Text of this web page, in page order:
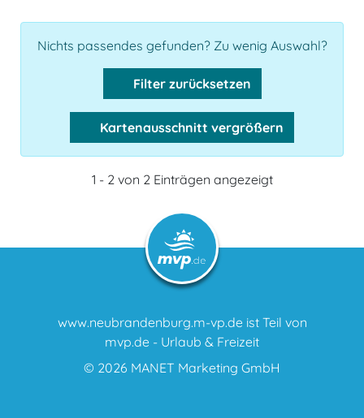
Nichts passendes gefunden? Zu wenig Auswahl?
Filter zurücksetzen
Kartenausschnitt vergrößern
1 - 2 von 2 Einträgen angezeigt
www.neubrandenburg.m-vp.de ist Teil von
mvp.de - Urlaub & Freizeit
© 2026 MANET Marketing GmbH